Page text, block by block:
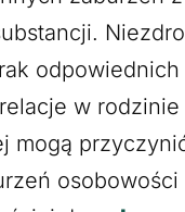
odpowiednich
w rodzinie
mogą
osobowości